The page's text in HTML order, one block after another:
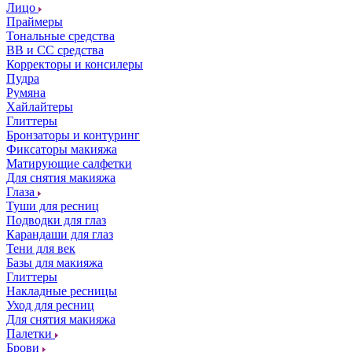
Лицо
Праймеры
Тональные средства
ВВ и СС средства
Корректоры и консилеры
Пудра
Румяна
Хайлайтеры
Глиттеры
Бронзаторы и контуринг
Фиксаторы макияжа
Матирующие салфетки
Для снятия макияжа
Глаза
Туши для ресниц
Подводки для глаз
Карандаши для глаз
Тени для век
Базы для макияжа
Глиттеры
Накладные ресницы
Уход для ресниц
Для снятия макияжа
Палетки
Брови